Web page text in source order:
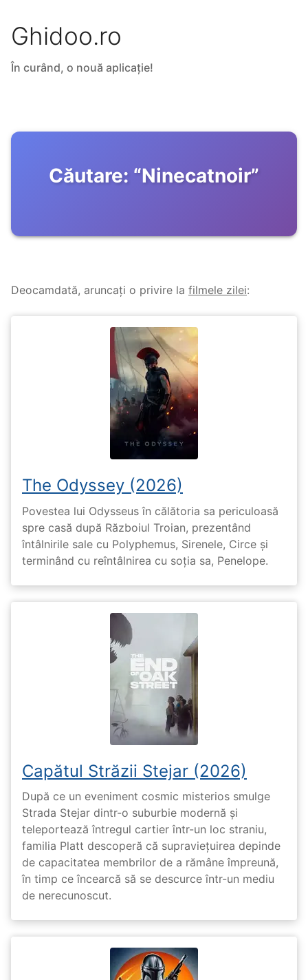
Ghidoo.ro
În curând, o nouă aplicație!
Căutare: “Ninecatnoir”
Deocamdată, aruncați o privire la filmele zilei:
The Odyssey (2026)
Povestea lui Odysseus în călătoria sa periculoasă
spre casă după Războiul Troian, prezentând
întâlnirile sale cu Polyphemus, Sirenele, Circe și
terminând cu reîntâlnirea cu soția sa, Penelope.
Capătul Străzii Stejar (2026)
După ce un eveniment cosmic misterios smulge
Strada Stejar dintr-o suburbie modernă și
teleportează întregul cartier într-un loc straniu,
familia Platt descoperă că supraviețuirea depinde
de capacitatea membrilor de a rămâne împreună,
în timp ce încearcă să se descurce într-un mediu
de nerecunoscut.